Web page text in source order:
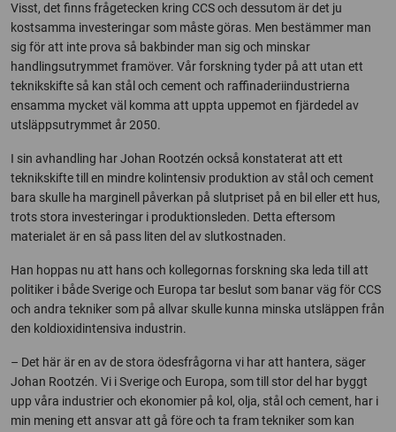
Visst, det finns frågetecken kring CCS och dessutom är det ju
kostsamma investeringar som måste göras. Men bestämmer man
sig för att inte prova så bakbinder man sig och minskar
handlingsutrymmet framöver. Vår forskning tyder på att utan ett
teknikskifte så kan stål och cement och raffinaderiindustrierna
ensamma mycket väl komma att uppta uppemot en fjärdedel av
utsläppsutrymmet år 2050.
I sin avhandling har Johan Rootzén också konstaterat att ett
teknikskifte till en mindre kolintensiv produktion av stål och cement
bara skulle ha marginell påverkan på slutpriset på en bil eller ett hus,
trots stora investeringar i produktionsleden. Detta eftersom
materialet är en så pass liten del av slutkostnaden.
Han hoppas nu att hans och kollegornas forskning ska leda till att
politiker i både Sverige och Europa tar beslut som banar väg för CCS
och andra tekniker som på allvar skulle kunna minska utsläppen från
den koldioxidintensiva industrin.
– Det här är en av de stora ödesfrågorna vi har att hantera, säger
Johan Rootzén. Vi i Sverige och Europa, som till stor del har byggt
upp våra industrier och ekonomier på kol, olja, stål och cement, har i
min mening ett ansvar att gå före och ta fram tekniker som kan